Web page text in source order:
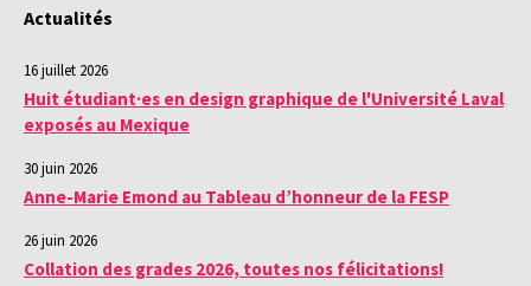
Actualités
16 juillet 2026
Huit étudiant·es en design graphique de l'Université Laval
exposés au Mexique
30 juin 2026
Anne-Marie Emond au Tableau d’honneur de la FESP
26 juin 2026
Collation des grades 2026, toutes nos félicitations!